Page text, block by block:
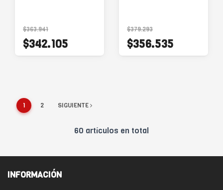
$363.941
$342.105
$379.293
$356.535
1 2 SIGUIENTE
60 artículos en total
INFORMACIÓN